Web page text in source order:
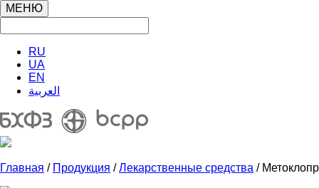
МЕНЮ
RU
UA
EN
العربية
Главная / Продукция /Лекарственные средства /